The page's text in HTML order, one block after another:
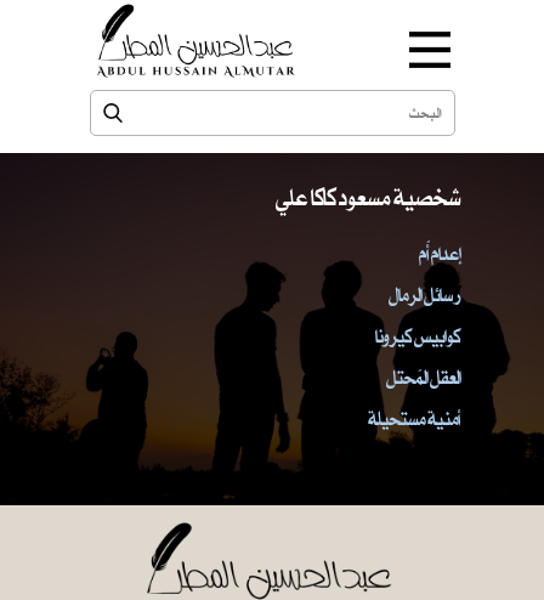
شخصية مسعود كاكا علي
إعدام أُم
رسائل الرمال
كوابيس كيرونا
العقل المُحتل
أمنية مستحيلة